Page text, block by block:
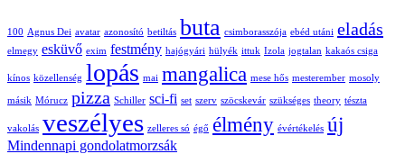
100 Agnus Dei avatar azonosító betiltás buta csimborasszója ebéd utáni eladás
elmegy esküvő exim festmény hajógyári hülyék ittuk Izola jogtalan kakaós csiga
kínos közellenség lopás mai mangalica mese hős mesterember mosoly
másik Mórucz pizza Schiller sci-fi set szerv szöcskevár szükséges theory tészta
vakolás veszélyes zelleres só égő élmény évértékelés új
Mindennapi gondolatmorzsák